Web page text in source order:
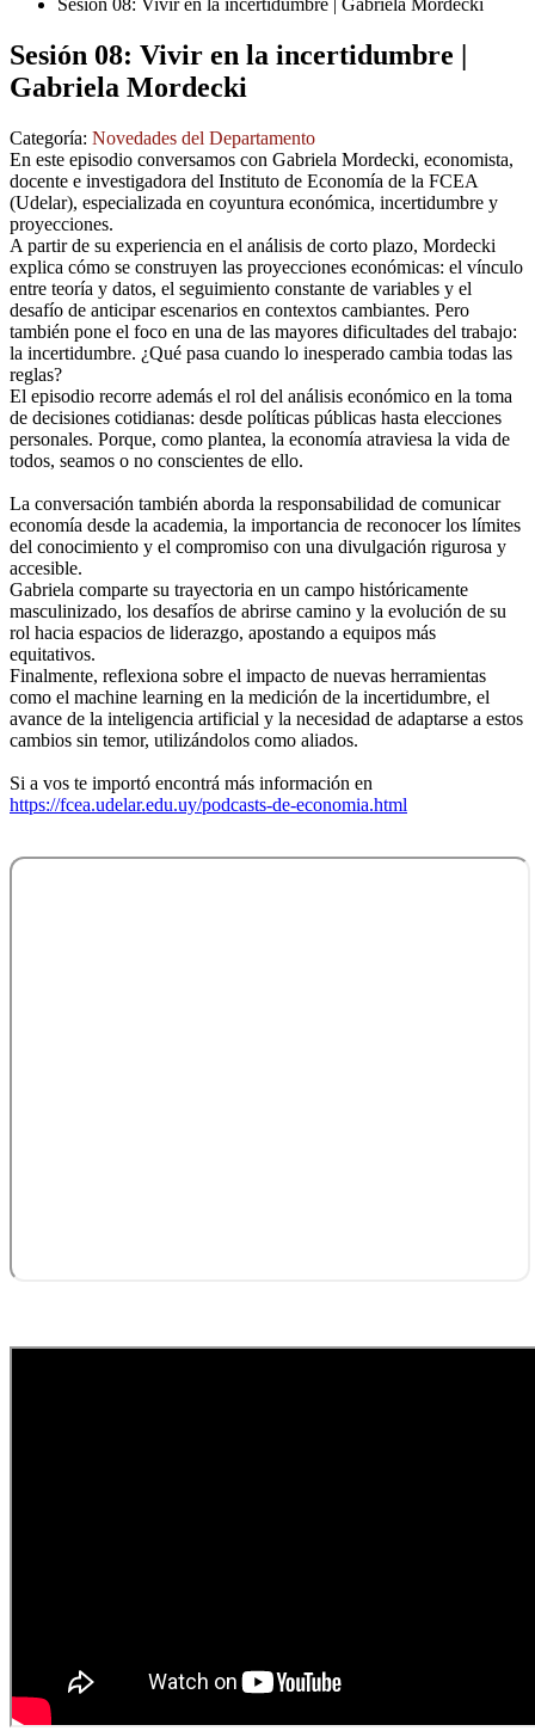
Sesión 08: Vivir en la incertidumbre |
Gabriela Mordecki
Categoría: Novedades del Departamento
En este episodio conversamos con Gabriela Mordecki, economista,
docente e investigadora del Instituto de Economía de la FCEA
(Udelar), especializada en coyuntura económica, incertidumbre y
proyecciones.
A partir de su experiencia en el análisis de corto plazo, Mordecki
explica cómo se construyen las proyecciones económicas: el vínculo
entre teoría y datos, el seguimiento constante de variables y el
desafío de anticipar escenarios en contextos cambiantes. Pero
también pone el foco en una de las mayores dificultades del trabajo:
la incertidumbre. ¿Qué pasa cuando lo inesperado cambia todas las
reglas?
El episodio recorre además el rol del análisis económico en la toma
de decisiones cotidianas: desde políticas públicas hasta elecciones
personales. Porque, como plantea, la economía atraviesa la vida de
todos, seamos o no conscientes de ello.
La conversación también aborda la responsabilidad de comunicar
economía desde la academia, la importancia de reconocer los límites
del conocimiento y el compromiso con una divulgación rigurosa y
accesible.
Gabriela comparte su trayectoria en un campo históricamente
masculinizado, los desafíos de abrirse camino y la evolución de su
rol hacia espacios de liderazgo, apostando a equipos más
equitativos.
Finalmente, reflexiona sobre el impacto de nuevas herramientas
como el machine learning en la medición de la incertidumbre, el
avance de la inteligencia artificial y la necesidad de adaptarse a estos
cambios sin temor, utilizándolos como aliados.
Si a vos te importó encontrá más información en
https://fcea.udelar.edu.uy/podcasts-de-economia.html